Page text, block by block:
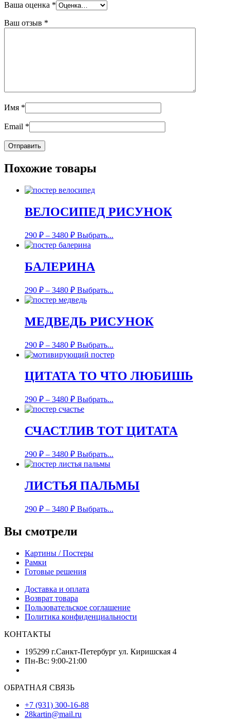
Ваша оценка *
Ваш отзыв *
Имя *
Email *
Похожие товары
ВЕЛОСИПЕД РИСУНОК
290 ₽ – 3480 ₽ Выбрать...
БАЛЕРИНА
290 ₽ – 3480 ₽ Выбрать...
МЕДВЕДЬ РИСУНОК
290 ₽ – 3480 ₽ Выбрать...
ЦИТАТА ТО ЧТО ЛЮБИШЬ
290 ₽ – 3480 ₽ Выбрать...
СЧАСТЛИВ ТОТ ЦИТАТА
290 ₽ – 3480 ₽ Выбрать...
ЛИСТЬЯ ПАЛЬМЫ
290 ₽ – 3480 ₽ Выбрать...
Вы смотрели
Картины / Постеры
Рамки
Готовые решения
Доставка и оплата
Возврат товара
Пользовательское соглашение
Политика конфиденциальности
КОНТАКТЫ
195299 г.Санкт-Петербург ул. Киришская 4
Пн-Вс: 9:00-21:00
ОБРАТНАЯ СВЯЗЬ
+7 (931) 300-16-88
28kartin@mail.ru